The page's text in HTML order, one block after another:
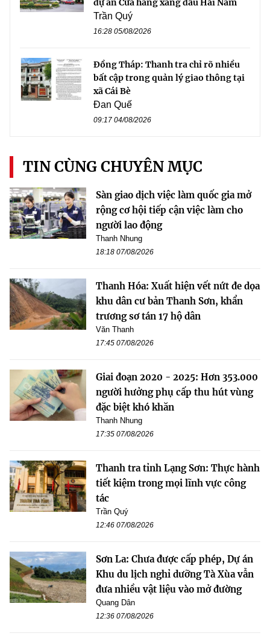
dự án Cửa hàng xăng dầu Hải Nam
Trần Quý
16:28 05/08/2026
Đồng Tháp: Thanh tra chỉ rõ nhiều
bất cập trong quản lý giao thông tại
xã Cái Bè
Đan Quế
09:17 04/08/2026
TIN CÙNG CHUYÊN MỤC
Sàn giao dịch việc làm quốc gia mở
rộng cơ hội tiếp cận việc làm cho
người lao động
Thanh Nhung
18:18 07/08/2026
Thanh Hóa: Xuất hiện vết nứt đe dọa
khu dân cư bản Thanh Sơn, khẩn
trương sơ tán 17 hộ dân
Văn Thanh
17:45 07/08/2026
Giai đoạn 2020 - 2025: Hơn 353.000
người hưởng phụ cấp thu hút vùng
đặc biệt khó khăn
Thanh Nhung
17:35 07/08/2026
Thanh tra tỉnh Lạng Sơn: Thực hành
tiết kiệm trong mọi lĩnh vực công
tác
Trần Quý
12:46 07/08/2026
Sơn La: Chưa được cấp phép, Dự án
Khu du lịch nghỉ dưỡng Tà Xùa vẫn
đưa nhiều vật liệu vào mở đường
Quang Dân
12:36 07/08/2026